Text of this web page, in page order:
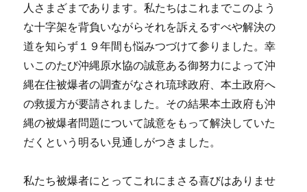
人さまざまであります。私たちはこれまでこのよう
な十字架を背負いながらそれを訴えるすべや解決の
道を知らず１９年間も悩みつづけて参りました。幸
いこのたび沖縄原水協の誠意ある御努力によって沖
縄在住被爆者の調査がなされ琉球政府、本土政府へ
の救援方が要請されました。その結果本土政府も沖
縄の被爆者問題について誠意をもって解決していた
だくという明るい見通しがつきました。
私たち被爆者にとってこれにまさる喜びはありませ